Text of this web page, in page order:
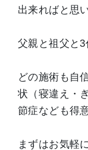
出来ればと思
父親と祖父と3
どの施術も自
状（寝違え・
節症なども得
まずはお気軽